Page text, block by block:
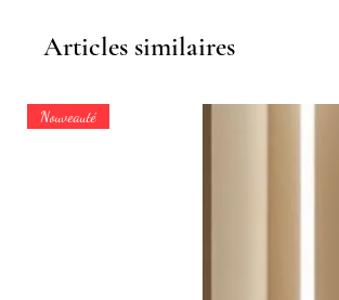
Articles similaires
Nouveauté